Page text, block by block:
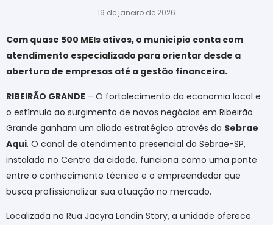
19 de janeiro de 2026
Com quase 500 MEIs ativos, o município conta com
atendimento especializado para orientar desde a
abertura de empresas até a gestão financeira.
RIBEIRÃO GRANDE – O fortalecimento da economia local e
o estímulo ao surgimento de novos negócios em Ribeirão
Grande ganham um aliado estratégico através do Sebrae
Aqui. O canal de atendimento presencial do Sebrae-SP,
instalado no Centro da cidade, funciona como uma ponte
entre o conhecimento técnico e o empreendedor que
busca profissionalizar sua atuação no mercado.
Localizada na Rua Jacyra Landin Story, a unidade oferece